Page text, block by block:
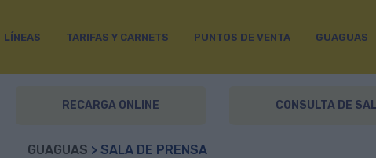
LÍNEAS TARIFAS Y CARNETS PUNTOS DE VENTA GUAGUAS
RECARGA ONLINE CONSULTA DE
GUAGUAS > SALA DE PRENSA